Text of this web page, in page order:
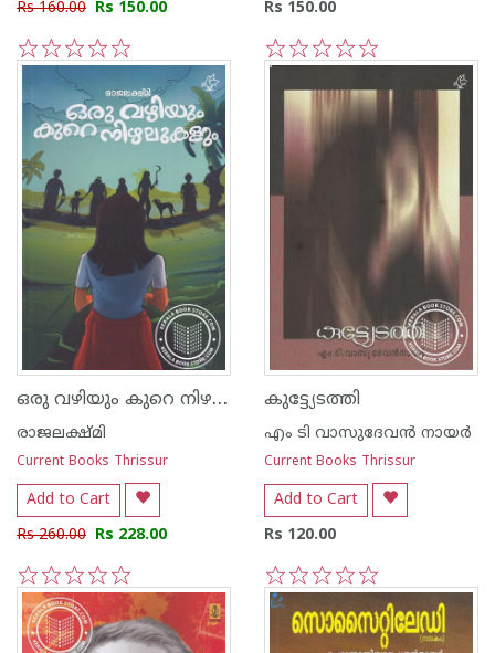
Rs 160.00 Rs 150.00
5
4
3
2
1
Rs 150.00
5
4
3
2
1
ഒരു വഴിയും കുറെ നിഴലുകളും
രാജലക്ഷ്മി
Current Books Thrissur
Add to Cart
Rs 260.00 Rs 228.00
5
4
3
2
1
കുട്ട്യേടത്തി
എം ടി വാസുദേവന്‍ നായര്‍
Current Books Thrissur
Add to Cart
Rs 120.00
5
4
3
2
1